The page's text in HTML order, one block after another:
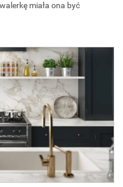
miała ona być